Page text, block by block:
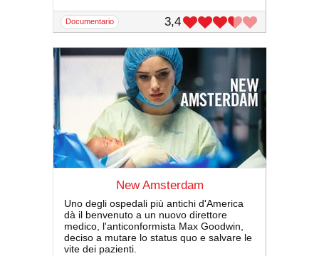
documentario 3,4
New Amsterdam
Uno degli ospedali più antichi d'America
dà il benvenuto a un nuovo direttore
medico, l'anticonformista Max Goodwin,
deciso a mutare lo status quo e salvare le
vite dei pazienti.